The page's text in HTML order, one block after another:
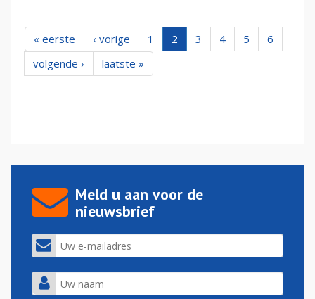
« eerste ‹ vorige 1 2 3 4 5
6
volgende ›
laatste »
Meld u aan voor de
nieuwsbrief